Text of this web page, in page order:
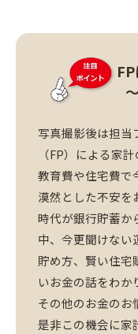
写真撮影後は担当
（FP）による家
教育費や住宅費で
漠然とした不安を
時代が銀行貯蓄か
中、今更聞けない
貯め方、賢い住宅
いお金の話をわか
その他のお金のお
是非この機会に家